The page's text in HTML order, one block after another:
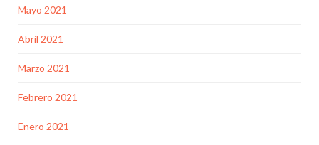
Mayo 2021
Abril 2021
Marzo 2021
Febrero 2021
Enero 2021